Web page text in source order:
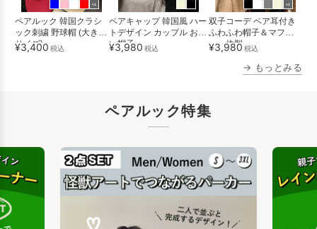
+1
ペアルック 韓国クラシ
ック刺繍 野球帽 (大きめ
サイズ)
¥3,400 税込
ペアキャップ 韓国風 ハー
トデザイン カップル お揃
い帽子
¥3,980 税込
+1
双子コーデ ベア耳付き
ふわふわ帽子＆マフラ
ー一体型
¥3,980 税込
→ もっとみる
ペアルック特集